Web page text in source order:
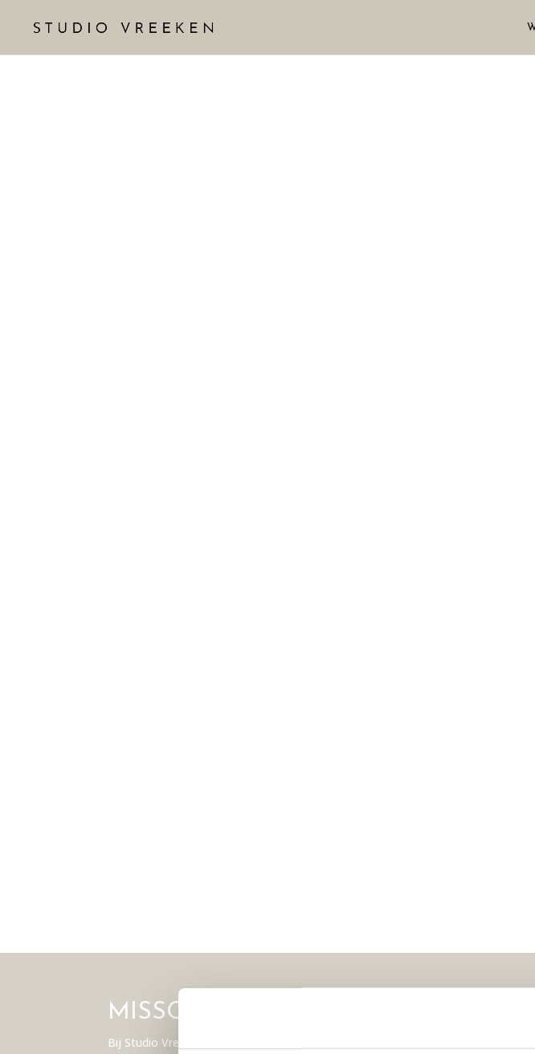
MISSCHIEN VIND JE DIT OOK LEUK?
Bij Studio Vreeken vind je niet alleen deze prachtige abstracte kunstprints van